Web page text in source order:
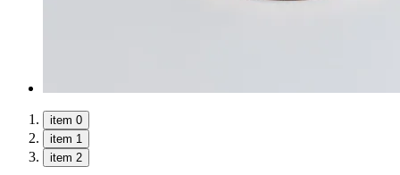
item 0
item 1
item 2